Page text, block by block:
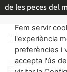
de les peces del
Amb el
suport:
Fem servir
l'experiència
preferències i
accepta l'ús